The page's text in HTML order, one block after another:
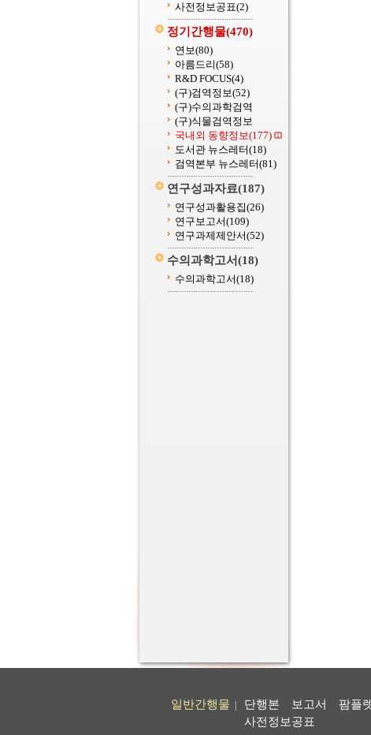
사전정보공표(2)
정기간행물(470)
연보(80)
아름드리(58)
R&D FOCUS(4)
(구)검역정보(52)
(구)수의과학검역
(구)식물검역정보
국내외 동향정보(177)
도서관 뉴스레터(18)
검역본부 뉴스레터(81)
연구성과자료(187)
연구성과활용집(26)
연구보고서(109)
연구과제제안서(52)
수의과학고서(18)
수의과학고서(18)
일반간행물 단행본 보고서 팜플
사전정보공표